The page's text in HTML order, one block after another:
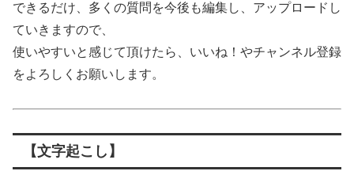
できるだけ、多くの質問を今後も編集し、アップロードし
ていきますので、
使いやすいと感じて頂けたら、いいね！やチャンネル登録
をよろしくお願いします。
【文字起こし】